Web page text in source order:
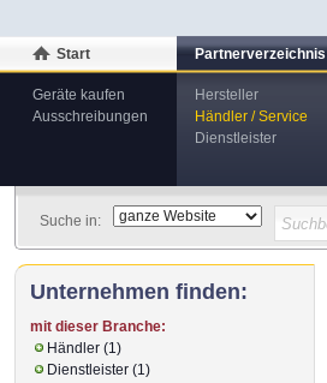
Start
Geräte kaufen
Ausschreibungen
Partnerverzeichnis
Hersteller
Händler / Service
Dienstleister
Suche in:
Unternehmen finden:
mit dieser Branche:
Händler (1)
Dienstleister (1)